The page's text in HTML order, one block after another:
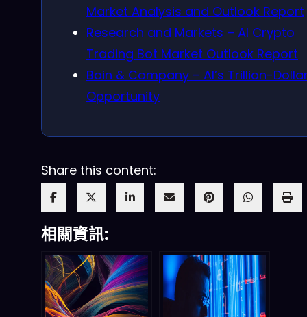
Market Analysis and Outlook Report
Research and Markets – AI Crypto
Trading Bot Market Outlook Report
Bain & Company – AI’s Trillion-
Opportunity
Share this content:
相關資訊: